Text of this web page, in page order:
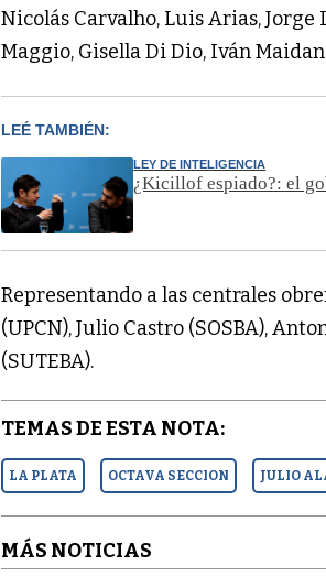
Nicolás Carvalho, Luis Arias, Jorge
Maggio, Gisella Di Dio, Iván
LEÉ TAMBIÉN:
LEY DE INTELIGENCIA
¿Kicillof espiado?: el
Representando a las centrales
(UPCN), Julio Castro (SOSBA),
(SUTEBA).
TEMAS DE ESTA NOTA:
LA PLATA OCTAVA SECCION JULIO
MÁS NOTICIAS